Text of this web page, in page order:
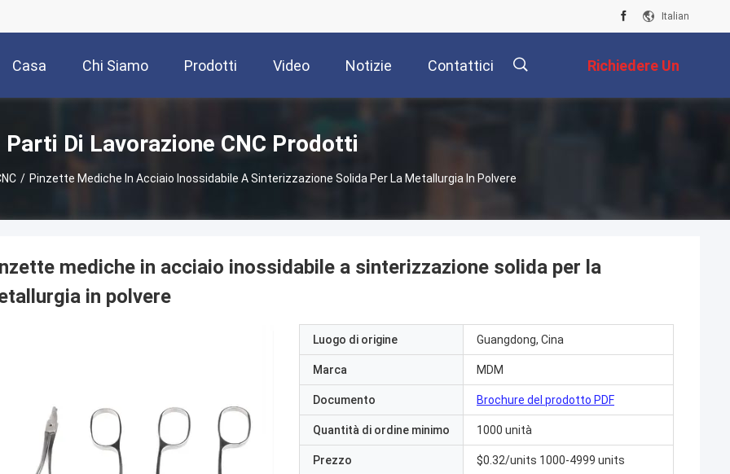
Italian
Casa Chi Siamo Prodotti Video Notizie Contattici Richiedere Un
Preventivo
Parti Di Lavorazione CNC Prodotti
/ Pinzette Mediche In Acciaio Inossidabile A Sinterizzazione Solida Per La Metallurgia In Polvere
mediche in acciaio inossidabile a sinterizzazione solida per la
in polvere
Luogo di origine Guangdong, Cina
Marca MDM
Documento Brochure del prodotto PDF
Quantità di ordine minimo 1000 unità
Prezzo $0.32/units 1000-4999 units